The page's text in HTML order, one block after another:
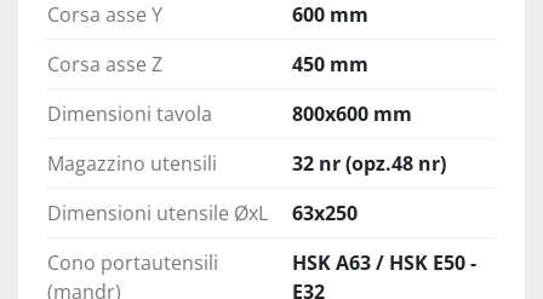
Corsa asse Y
600 mm
Corsa asse Z
450 mm
Dimensioni tavola
800x600 mm
Magazzino utensili
32 nr (opz.48 nr)
Dimensioni utensile ØxL
63x250
Cono portautensili
(mandr)
HSK A63 / HSK E50 -
E32